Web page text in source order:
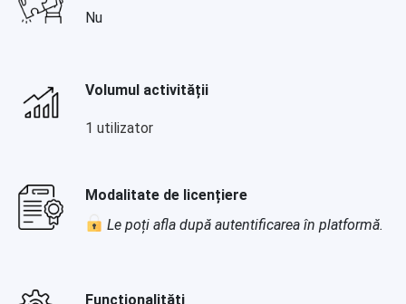
Nu
Volumul activității
1 utilizator
Modalitate de licențiere
Le poți afla după autentificarea în platformă.
Funcționalități